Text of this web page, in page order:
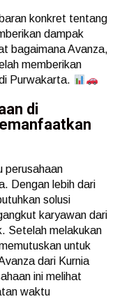
konkret tentang
dampak
bagaimana Avanza,
memberikan
Purwakarta.
di
perusahaan
Dengan lebih dari
solusi
karyawan dari
Setelah melakukan
untuk
dari Kurnia
ini melihat
waktu